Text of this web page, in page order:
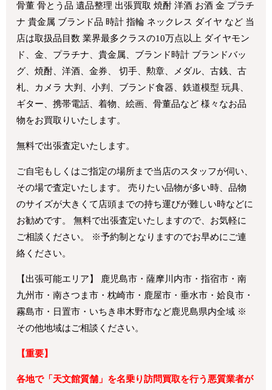
骨董 骨とう品 遺品整理 出張買取 焼酎 洋酒 お酒 金 プラチ
ナ 貴金属 ブランド品 時計 指輪 ネックレス ダイヤ など 当
店は取扱品目数 業界最多クラスの10万点以上 ダイヤモン
ド、金、プラチナ、貴金属、ブランド時計 ブランドバッ
グ、焼酎、洋酒、金券、 切手、勲章、メダル、古銭、古
札、カメラ 大判、小判、ブランド食器、鉄道模型 玩具、
ギター、携帯電話、着物、絵画、骨董品など 様々なお品
物をお買取りいたします。
無料で出張査定いたします。
ご自宅もしくはご指定の場所まで当店のスタッフが伺い、
その場で査定いたします。 売りたい品物が多い時、品物
のサイズが大きくて店頭までの持ち運びが難しい時などに
お勧めです。 無料で出張査定いたしますので、お気軽に
ご相談ください。 ※予約制となりますのでお早めにご連
絡ください。
【出張可能エリア】 鹿児島市・薩摩川内市・指宿市・南
九州市・南さつま市・枕崎市・鹿屋市・垂水市・姶良市・
霧島市・日置市・いちき串木野市など鹿児島県内全域 ※
その他地域はご相談ください。
【重要】
各地で「天文館質舗」を名乗り訪問買取を行う悪質業者が